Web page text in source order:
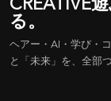
る。
ヘアー・AI・学び・
と「未来」を、全部つ